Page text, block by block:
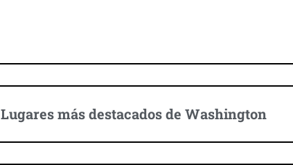
Lugares más destacados de Washington